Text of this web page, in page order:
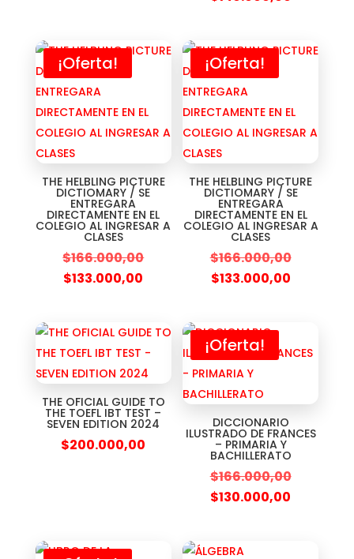
¡Oferta!
THE HELBLING PICTURE
DICTIOMARY / SE
ENTREGARA
DIRECTAMENTE EN EL
COLEGIO AL INGRESAR A
CLASES
$166.000,00
$133.000,00
¡Oferta!
THE HELBLING PICTURE
DICTIOMARY / SE
ENTREGARA
DIRECTAMENTE EN EL
COLEGIO AL INGRESAR A
CLASES
$166.000,00
$133.000,00
THE OFICIAL GUIDE TO
THE TOEFL IBT TEST –
SEVEN EDITION 2024
$200.000,00
¡Oferta!
DICCIONARIO
ILUSTRADO DE FRANCES
– PRIMARIA Y
BACHILLERATO
$166.000,00
$130.000,00